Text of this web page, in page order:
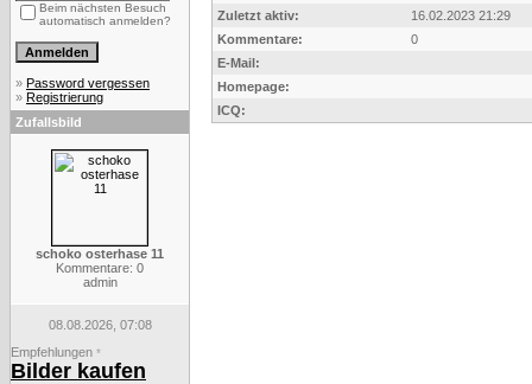
Beim nächsten Besuch
automatisch anmelden?
» Password vergessen
» Registrierung
Zufallsbild
schoko osterhase 11
Kommentare: 0
admin
08.08.2026, 07:08
Empfehlungen *
Bilder kaufen
Zuletzt aktiv:
16.02.2023 21:29
Kommentare:
0
E-Mail:
Homepage:
ICQ: